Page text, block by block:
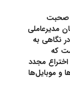
صحبت
مدیرعاملی
نگاهی به
که
مجدد
و موبایل‌ها